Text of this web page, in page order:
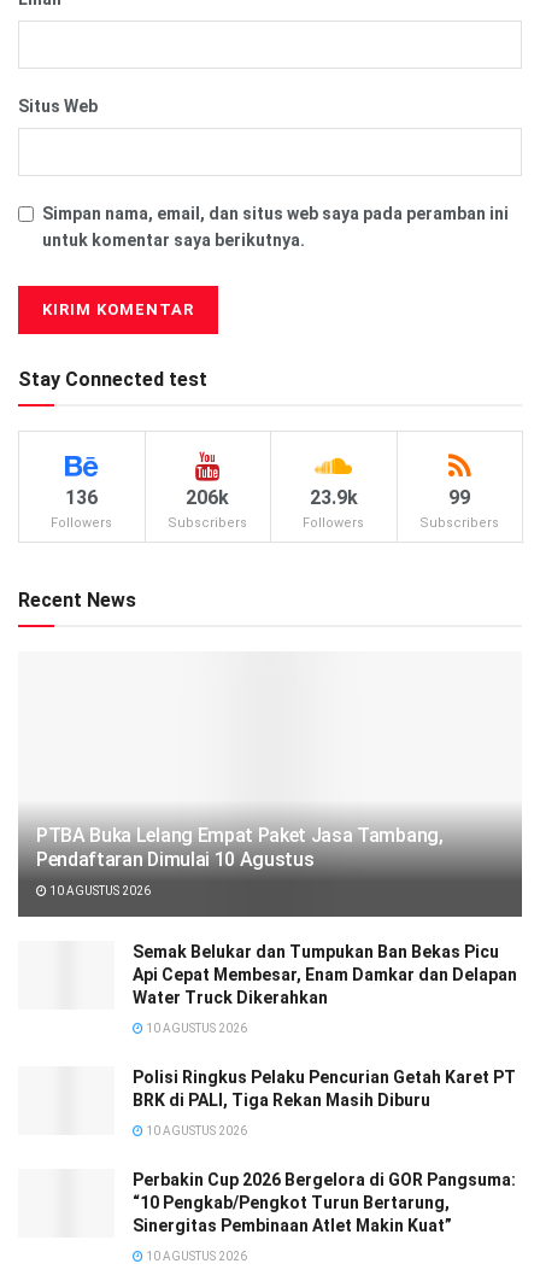
Situs Web
Simpan nama, email, dan situs web saya pada peramban ini
untuk komentar saya berikutnya.
Stay Connected test
136
Followers
206k
Subscribers
23.9k
Followers
99
Subscribers
Recent News
PTBA Buka Lelang Empat Paket Jasa Tambang,
Pendaftaran Dimulai 10 Agustus
10 AGUSTUS 2026
Semak Belukar dan Tumpukan Ban Bekas Picu
Api Cepat Membesar, Enam Damkar dan Delapan
Water Truck Dikerahkan
10 AGUSTUS 2026
Polisi Ringkus Pelaku Pencurian Getah Karet PT
BRK di PALI, Tiga Rekan Masih Diburu
10 AGUSTUS 2026
Perbakin Cup 2026 Bergelora di GOR Pangsuma:
“10 Pengkab/Pengkot Turun Bertarung,
Sinergitas Pembinaan Atlet Makin Kuat”
10 AGUSTUS 2026